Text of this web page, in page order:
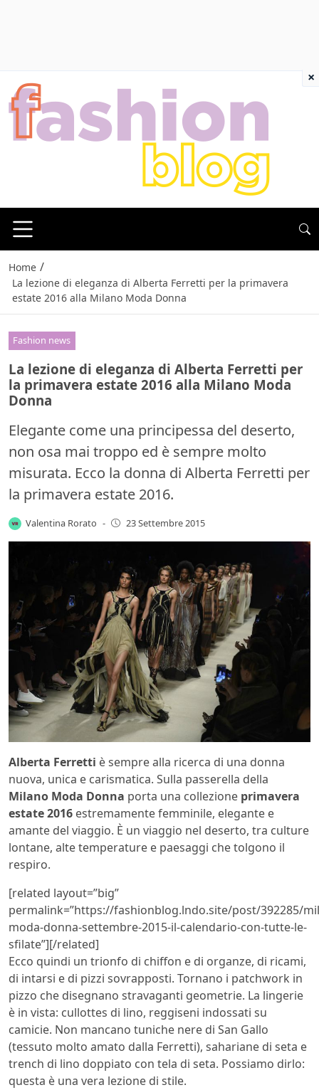
Home /
La lezione di eleganza di Alberta Ferretti per la primavera
estate 2016 alla Milano Moda Donna
Fashion news
La lezione di eleganza di Alberta Ferretti per
la primavera estate 2016 alla Milano Moda
Donna
Elegante come una principessa del deserto,
non osa mai troppo ed è sempre molto
misurata. Ecco la donna di Alberta Ferretti per
la primavera estate 2016.
Valentina Rorato - 23 Settembre 2015
Alberta Ferretti è sempre alla ricerca di una donna
nuova, unica e carismatica. Sulla passerella della
Milano Moda Donna porta una collezione primavera
estate 2016 estremamente femminile, elegante e
amante del viaggio. È un viaggio nel deserto, tra culture
lontane, alte temperature e paesaggi che tolgono il
respiro.
[related layout=”big”
permalink=”https://fashionblog.lndo.site/post/392285/
moda-donna-settembre-2015-il-calendario-con-tutte-le-
sfilate”][/related]
Ecco quindi un trionfo di chiffon e di organze, di ricami,
di intarsi e di pizzi sovrapposti. Tornano i patchwork in
pizzo che disegnano stravaganti geometrie. La lingerie
è in vista: cullottes di lino, reggiseni indossati su
camicie. Non mancano tuniche nere di San Gallo
(tessuto molto amato dalla Ferretti), sahariane di seta e
trench di lino doppiato con tela di seta. Possiamo dirlo:
questa è una vera lezione di stile.
×